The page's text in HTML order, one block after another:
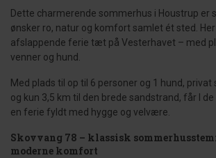
Dette charmerende sommerhus i Houstrup er
ønsker ro, natur og komfort samlet ét sted. Her
afslappende ferie tæt på Vesterhavet – med
venner og hund.
Med plads til op til 6 personer og 1 hund,
og kun 3,5 km til den brede sandstrand, får I
en ferie fyldt med hygge og velvære.
Skovvang 78 – klassisk
moderne komfort